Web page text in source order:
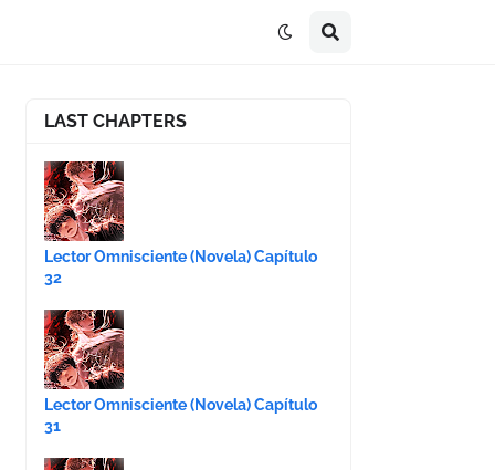
LAST CHAPTERS
Lector Omnisciente (Novela) Capítulo
32
Lector Omnisciente (Novela) Capítulo
31